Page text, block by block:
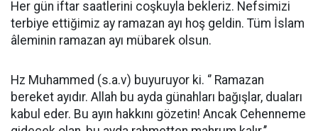
Her gün iftar saatlerini coşkuyla bekleriz. Nefsimizi
terbiye ettiğimiz ay ramazan ayı hoş geldin. Tüm İslam
âleminin ramazan ayı mübarek olsun.
Hz Muhammed (s.a.v) buyuruyor ki. ‘’ Ramazan
bereket ayıdır. Allah bu ayda günahları bağışlar, duaları
kabul eder. Bu ayın hakkını gözetin! Ancak Cehenneme